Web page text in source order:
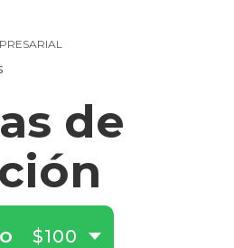
de
$100